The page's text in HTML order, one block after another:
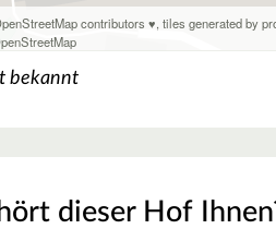
contributors ♥,tiles generated by
bekannt
dieser Hof